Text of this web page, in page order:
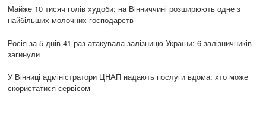
Майже 10 тисяч голів худоби: на Вінниччині розширюють одне з
найбільших молочних господарств
Росія за 5 днів 41 раз атакувала залізницю України: 6 залізничників
загинули
У Вінниці адміністратори ЦНАП надають послуги вдома: хто може
скористатися сервісом